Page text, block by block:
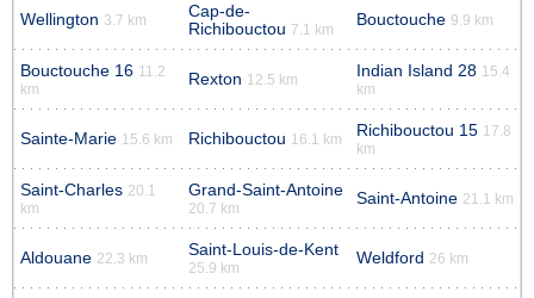
Wellington 3.7 km
Cap-de-
Richibouctou 7.1 km
Bouctouche 9.9 km
Bouctouche 16 11.2
km
Rexton 12.5 km Indian Island 28 15.4
km
Sainte-Marie 15.6 km Richibouctou 16.1 km Richibouctou 15 17.8
km
Saint-Charles 20.1
km
Grand-Saint-Antoine
20.7 km
Saint-Antoine 21.1 km
Aldouane 22.3 km Saint-Louis-de-Kent
25.9 km
Weldford 26 km